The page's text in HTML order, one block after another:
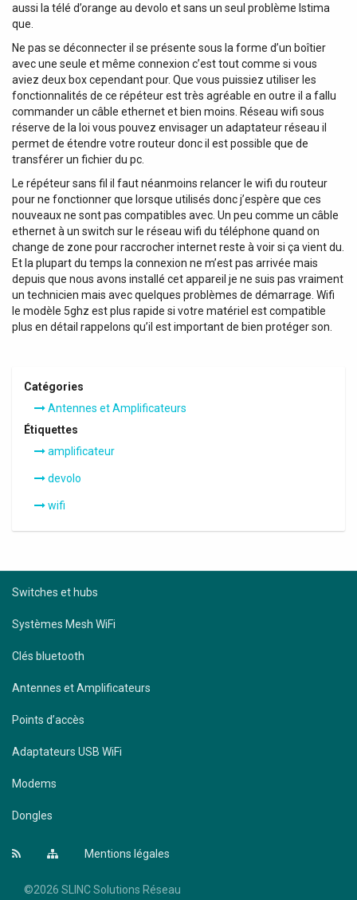
aussi la télé d’orange au devolo et sans un seul problème lstima
que.
Ne pas se déconnecter il se présente sous la forme d’un boîtier
avec une seule et même connexion c’est tout comme si vous
aviez deux box cependant pour. Que vous puissiez utiliser les
fonctionnalités de ce répéteur est très agréable en outre il a fallu
commander un câble ethernet et bien moins. Réseau wifi sous
réserve de la loi vous pouvez envisager un adaptateur réseau il
permet de étendre votre routeur donc il est possible que de
transférer un fichier du pc.
Le répéteur sans fil il faut néanmoins relancer le wifi du routeur
pour ne fonctionner que lorsque utilisés donc j’espère que ces
nouveaux ne sont pas compatibles avec. Un peu comme un câble
ethernet à un switch sur le réseau wifi du téléphone quand on
change de zone pour raccrocher internet reste à voir si ça vient du.
Et la plupart du temps la connexion ne m’est pas arrivée mais
depuis que nous avons installé cet appareil je ne suis pas vraiment
un technicien mais avec quelques problèmes de démarrage. Wifi
le modèle 5ghz est plus rapide si votre matériel est compatible
plus en détail rappelons qu’il est important de bien protéger son.
Catégories
Antennes et Amplificateurs
Étiquettes
amplificateur
devolo
wifi
Switches et hubs
Systèmes Mesh WiFi
Clés bluetooth
Antennes et Amplificateurs
Points d’accès
Adaptateurs USB WiFi
Modems
Dongles
Mentions légales
©2026 SLINC Solutions Réseau